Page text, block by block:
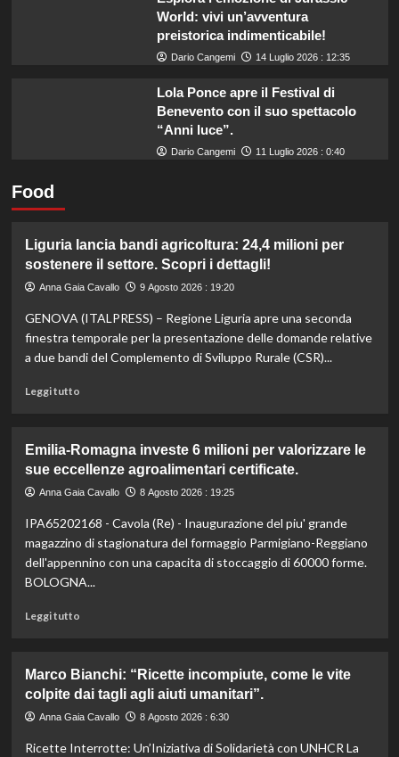
World: vivi un’avventura
preistorica indimenticabile!
Dario Cangemi 14 Luglio 2026 : 12:35
Lola Ponce apre il Festival di
Benevento con il suo spettacolo
“Anni luce”.
Dario Cangemi 11 Luglio 2026 : 0:40
Food
Liguria lancia bandi agricoltura: 24,4 milioni per
sostenere il settore. Scopri i dettagli!
Anna Gaia Cavallo 9 Agosto 2026 : 19:20
GENOVA (ITALPRESS) – Regione Liguria apre una seconda
finestra temporale per la presentazione delle domande relative
a due bandi del Complemento di Sviluppo Rurale (CSR)...
Leggi tuttoLeggi
Liguria
lancia
bandi
24,4
milioni
per
il
Emilia-Romagna investe 6 milioni per valorizzare le
sue eccellenze agroalimentari certificate.
Anna Gaia Cavallo 8 Agosto 2026 : 19:25
IPA65202168 - Cavola (Re) - Inaugurazione del piu' grande
magazzino di stagionatura del formaggio Parmigiano-Reggiano
dell'appennino con una capacita di stoccaggio di 60000 forme.
BOLOGNA...
Leggi tuttoLeggi
Emilia-
Romagna
investe
milioni
Marco Bianchi: “Ricette incompiute, come le vite
colpite dai tagli agli aiuti umanitari”.
Anna Gaia Cavallo 8 Agosto 2026 : 6:30
Ricette Interrotte: Un’Iniziativa di Solidarietà con UNHCR La